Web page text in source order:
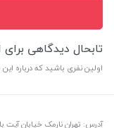
تابحال دیدگاهی
اولین نفری باشید که درباره